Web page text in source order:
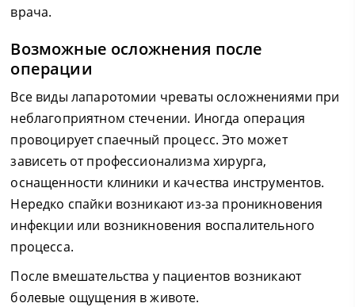
врача.
Возможные осложнения после
операции
Все виды лапаротомии чреваты осложнениями при
неблагоприятном стечении. Иногда операция
провоцирует спаечный процесс. Это может
зависеть от профессионализма хирурга,
оснащенности клиники и качества инструментов.
Нередко спайки возникают из-за проникновения
инфекции или возникновения воспалительного
процесса.
После вмешательства у пациентов возникают
болевые ощущения в животе.